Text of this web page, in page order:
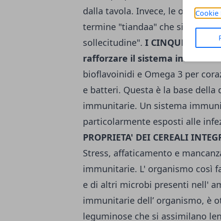
Cookie
dalla tavola. Invece, le
termine "tiandaa" che significa:
sollecitudine". I CINQUE
rafforzare il sistema
bioflavoinidi e Omega 3 per
e batteri. Questa è la base
immunitarie. Un sistema
particolarmente esposti alle
PROPRIETA' DEI CEREALI
Stress, affaticamento e
immunitarie. L' organismo così
e di altri microbi presenti nell'
immunitarie dell’ organismo, è
leguminose che si assimilano